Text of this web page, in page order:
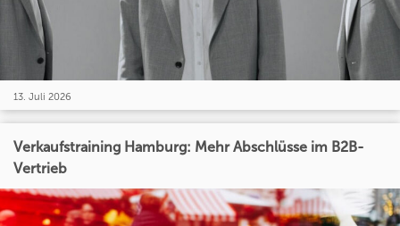
13. Juli 2026
Verkaufstraining Hamburg: Mehr Abschlüsse im B2B-
Vertrieb